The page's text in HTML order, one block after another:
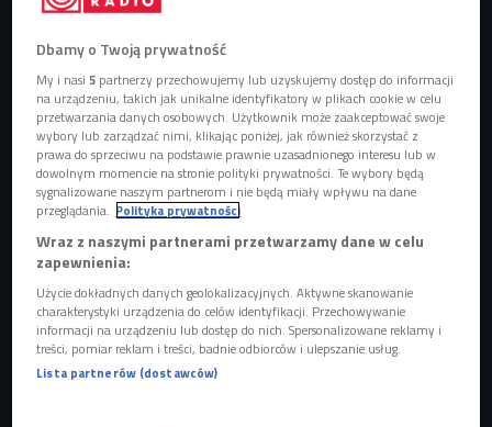
Sean Combs: Roliczenie / plakat serialu Netflixa Foto: Netflix/ mat. pras.
2 grudnia naNetflixiezadebiutował czteroodcinkowy
serial"Sean Combs:Rozliczenie"
to pogłębiona analiza życiaCombsa , z uwzględnieniem
najpoważniejszych publicznych oskarżeń. Diddy nie udzielił
do niego komentarza, ale - jak wynika z relacji producentów
- był o to proszony. Produkcja wywołała natychmiastową
Dbamy o Twoją prywatność
My i nasi5 partnerzy przechowujemy lub uzyskujemy dostęp do informacji
na urządzeniu, takich jak unikalne identyfikatory w plikach cookie w celu
przetwarzania danych osobowych. Użytkownik może zaakceptować swoje
wybory lub zarządzać nimi, klikając poniżej, jak również skorzystać z
prawa do sprzeciwu na podstawie prawnie uzasadnionego interesu lub w
dowolnym momencie na stronie polityki prywatności. Te wybory będą
sygnalizowane naszym partnerom i nie będą miały wpływu na dane
przeglądania. Polityka prywatności
Wraz z naszymi partnerami przetwarzamy dane w celu
zapewnienia:
Użycie dokładnych danych geolokalizacyjnych. Aktywne skanowanie
charakterystyki urządzenia do celów identyfikacji. Przechowywanie
informacji na urządzeniu lub dostęp do nich. Spersonalizowane reklamy i
treści, pomiar reklam i treści, badnie odbiorców i ulepszanie usług.
Lista partnerów (dostawców)